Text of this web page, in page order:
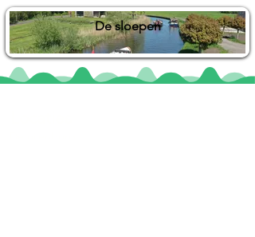
De sloepen